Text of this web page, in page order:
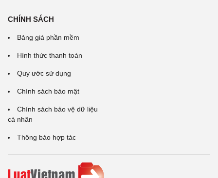
CHÍNH SÁCH
Bảng giá phần mềm
Hình thức thanh toán
Quy ước sử dụng
Chính sách bảo mật
Chính sách bảo vệ dữ liệu
cá nhân
Thông báo hợp tác